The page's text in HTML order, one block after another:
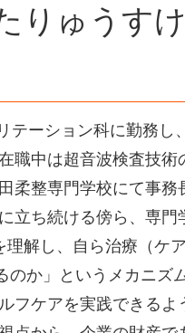
りゅうすけ
テーション科に勤務し
職中は超音波検査技
柔整専門学校にて事
立ち続ける傍ら、専
解し、自ら治療（ケ
か」というメカニズ
フケアを実践できる